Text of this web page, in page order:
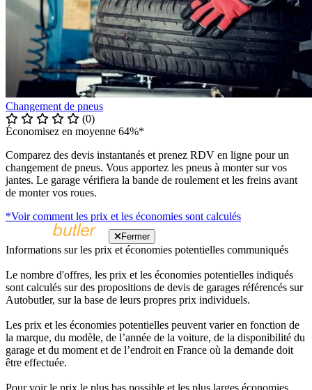
Changement de pneus
(0)
Économisez en moyenne 64%*
Comparez des devis instantanés et prenez RDV en ligne pour un
changement de pneus. Vous apportez les pneus à monter sur vos
jantes. Le garage vérifiera la bande de roulement et les freins avant
de monter vos roues.
*Voir comment les prix et les économies sont calculés
Fermer
Informations sur les prix et économies potentielles communiqués
Le nombre d'offres, les prix et les économies potentielles indiqués
sont calculés sur des propositions de devis de garages référencés sur
Autobutler, sur la base de leurs propres prix individuels.
Les prix et les économies potentielles peuvent varier en fonction de
la marque, du modèle, de l’année de la voiture, de la disponibilité du
garage et du moment et de l’endroit en France où la demande doit
être effectuée.
Pour voir le prix le plus bas possible et les plus larges économies